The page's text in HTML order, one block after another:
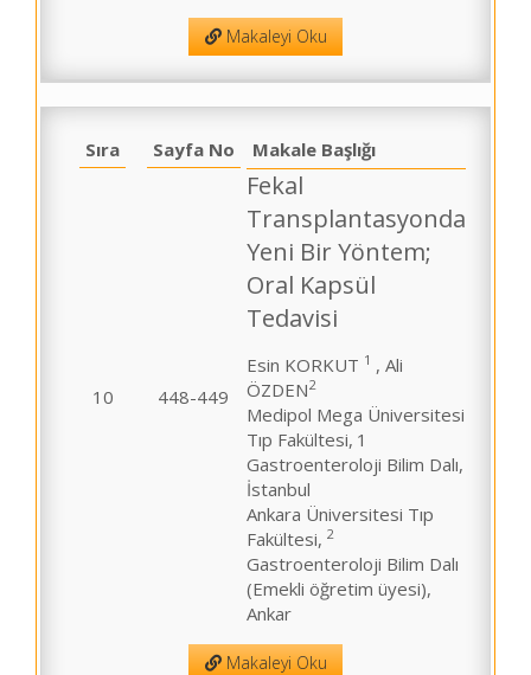
Makaleyi Oku
Sıra Sayfa No Makale Başlığı
10 448-449
Fekal
Transplantasyonda
Yeni Bir Yöntem;
Oral Kapsül
Tedavisi
Esin KORKUT 1 , Ali
ÖZDEN2
Medipol Mega Üniversitesi
Tıp Fakültesi, 1
Gastroenteroloji Bilim Dalı,
İstanbul
Ankara Üniversitesi Tıp
Fakültesi, 2
Gastroenteroloji Bilim Dalı
(Emekli öğretim üyesi),
Ankar
Makaleyi Oku